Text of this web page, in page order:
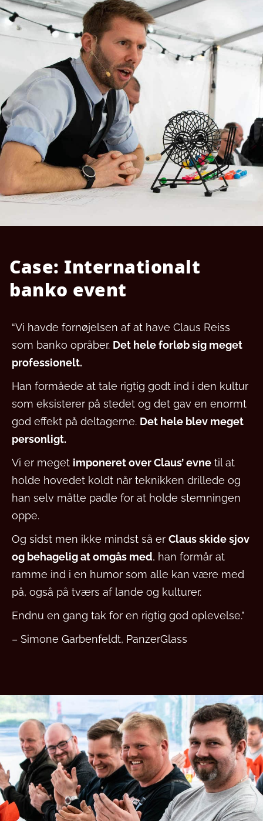
Case: Internationalt
banko event
“Vi havde fornøjelsen af at have Claus Reiss
som banko opråber. Det hele forløb sig meget
professionelt.
Han formåede at tale rigtig godt ind i den kultur
som eksisterer på stedet og det gav en enormt
god effekt på deltagerne. Det hele blev meget
personligt.
Vi er meget imponeret over Claus’ evne til at
holde hovedet koldt når teknikken drillede og
han selv måtte padle for at holde stemningen
oppe.
Og sidst men ikke mindst så er Claus skide sjov
og behagelig at omgås med, han formår at
ramme ind i en humor som alle kan være med
på, også på tværs af lande og kulturer.
Endnu en gang tak for en rigtig god oplevelse.”
– Simone Garbenfeldt, PanzerGlass